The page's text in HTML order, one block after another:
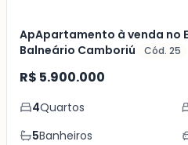
ApApartamento à venda no
Balneário Camboriú
Cód. 25
R$ 5.900.000
4Quartos
5Banheiros